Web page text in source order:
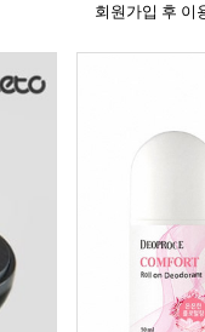
회원가입 후 이